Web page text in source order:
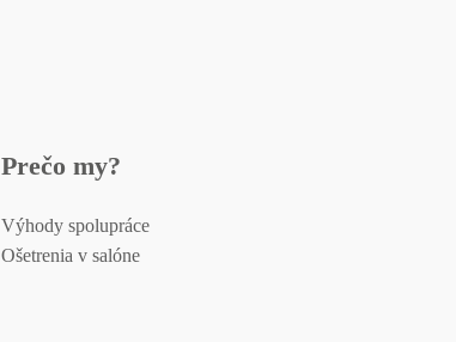
Prečo my?
Výhody spolupráce
Ošetrenia v salóne